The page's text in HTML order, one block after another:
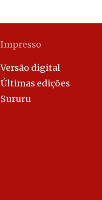
Impresso
Versão digital
Últimas edições
Sururu